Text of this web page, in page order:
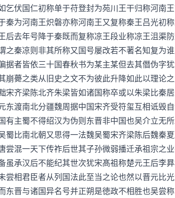
乞伏国仁初称单于苻登封为苑川王干归称河南
秦为河南王炽磐亦称河南王又复称秦王吕光初
去年号降于秦既而复称凉王段业称凉王沮渠
秦凉则非其所称又国号屡改若不著名知复为
者皆依三十国春秋书为某主某但去其僭伪字
崩薨之类从旧史之文不为彼此升降如此以理论
宋齐梁陈北齐朱梁皆如诸国称卒或以朱梁比秦
东渡南北分疆魏周据中国宋齐受符玺互相诋毁
有主蜀不得绍汉为伪则东晋非中国也吴介立无
蜀比南北朝又思得一法魏吴蜀宋齐梁陈后魏秦
混一天下传祚后世其子孙微弱播迁承祖宗之
承汉后不能纪其世次犹宋髙祖称楚元王后李
尝相君臣者从列国法此至当之论也然以晋元比
东晋与诸国异名号并正朔是徳政不相胜也吴尝